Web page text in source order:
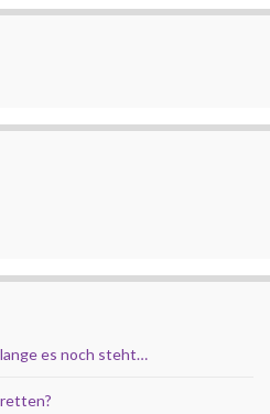
es noch steht…